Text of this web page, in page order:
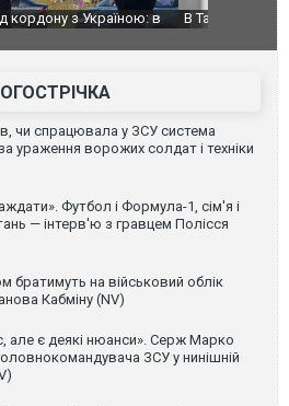
загинув від удару
чи спрацювала у ЗСУ система
ураження ворожих солдат і техніки
Футбол і Формула-1, сім'я і
— інтерв'ю з гравцем Полісся
братимуть на військовий облік
Кабміну (NV)
але є деякі нюанси». Серж Марко
ЗСУ у нинішній